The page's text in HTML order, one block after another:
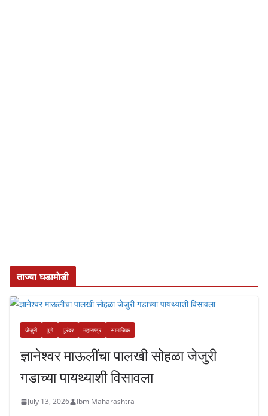
ताज्या घडामोडी
जेजुरी पुणे पुरंदर महाराष्ट्र सामाजिक
ज्ञानेश्वर माऊलींचा पालखी सोहळा जेजुरी
गडाच्या पायथ्याशी विसावला
July 13, 2026 Ibm Maharashtra